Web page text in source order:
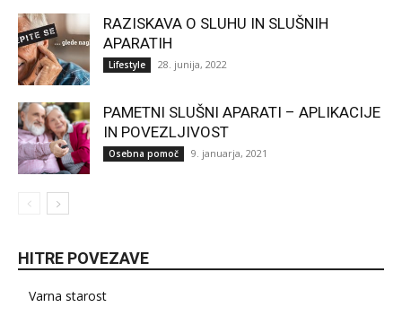
RAZISKAVA O SLUHU IN SLUŠNIH
APARATIH
Lifestyle 28. junija, 2022
PAMETNI SLUŠNI APARATI – APLIKACIJE
IN POVEZLJIVOST
Osebna pomoč 9. januarja, 2021
HITRE POVEZAVE
Varna starost